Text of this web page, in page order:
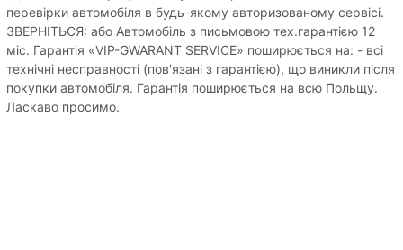
перевірки автомобіля в будь-якому авторизованому сервісі.
ЗВЕРНІТЬСЯ: або Автомобіль з письмовою тех.гарантією 12
міс. Гарантія «VIP-GWARANT SERVICE» поширюється на: - всі
технічні несправності (пов'язані з гарантією), що виникли після
покупки автомобіля. Гарантія поширюється на всю Польщу.
Ласкаво просимо.